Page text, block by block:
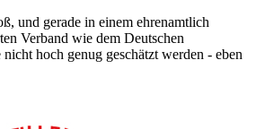
und gerade in einem ehrenamtlich
Verband wie dem Deutschen
hoch genug geschätzt werden - eben